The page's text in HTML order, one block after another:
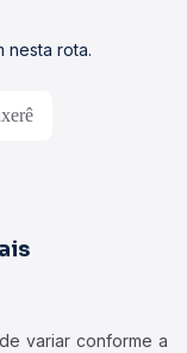
nesta rota.
variar conforme a